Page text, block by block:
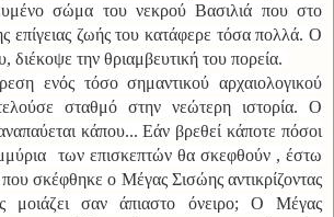
σώμα του νεκρού Βασιλιά που στο
επίγειας ζωής του κατάφερε τόσα πολλά. Ο
διέκοψε την θριαμβευτική του πορεία.
τόσο σημαντικού αρχαιολογικού
σταθμό στην νεώτερη ιστορία. Ο
κάπου... Εάν βρεθεί κάποτε πόσοι
των επισκεπτών θα σκεφθούν , έστω
που σκέφθηκε ο Μέγας Σισώης αντικρίζοντας
μοιάζει σαν άπιαστο όνειρο; Ο Μέγας